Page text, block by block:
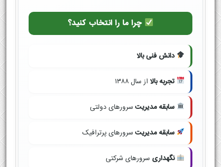
چرا ما را انتخاب کنید؟
دانش فنی بالا
تجربه بالا از سال ۱۳۸۸
سابقه مدیریت سرورهای دولتی
سابقه مدیریت سرورهای پرترافیک
نگهداری سرورهای شرکتی